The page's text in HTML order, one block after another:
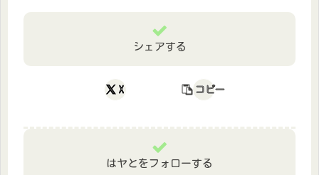
シェアする
X コピー
はヤとをフォローする